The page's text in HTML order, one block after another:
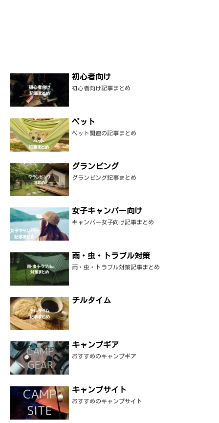
初心者向け
初心者向け記事まとめ
ペット
ペット関連の記事まとめ
グランピング
グランピング記事まとめ
女子キャンパー向け
キャンパー女子向け記事まとめ
雨・虫・トラブル対策
雨・虫・トラブル対策記事まとめ
チルタイム
キャンプギア
おすすめのキャンプギア
キャンプサイト
おすすめのキャンプサイト